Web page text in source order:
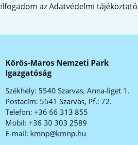
azAdatvédelmi
Körös-Maros Nemzeti Park
Igazgatóság
Székhely: 5540 Szarvas, Anna-liget 1.
Postacím: 5541 Szarvas, Pf.: 72.
Telefon: +36 66 313 855
Mobil: +36 30 303 2589
E-mail: kmnp@kmnp.hu